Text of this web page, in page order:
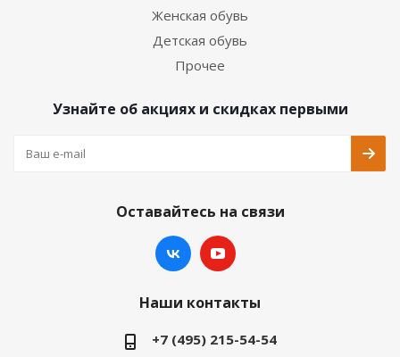
Женская обувь
Детская обувь
Прочее
Узнайте об акциях и скидках первыми
Оставайтесь на связи
Наши контакты
+7 (495) 215-54-54